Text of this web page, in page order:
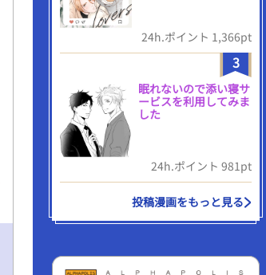
24h.ポイント 1,366pt
3
眠れないので添い寝サ
ービスを利用してみま
した
24h.ポイント 981pt
投稿漫画をもっと見る